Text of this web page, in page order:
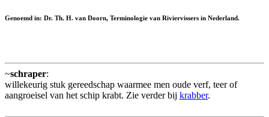
Genoemd in: Dr. Th. H. van Doorn, Terminologie van Riviervissers in Nederland.
~schraper:
willekeurig stuk gereedschap waarmee men oude verf, teer of
aangroeisel van het schip krabt. Zie verder bij krabber.